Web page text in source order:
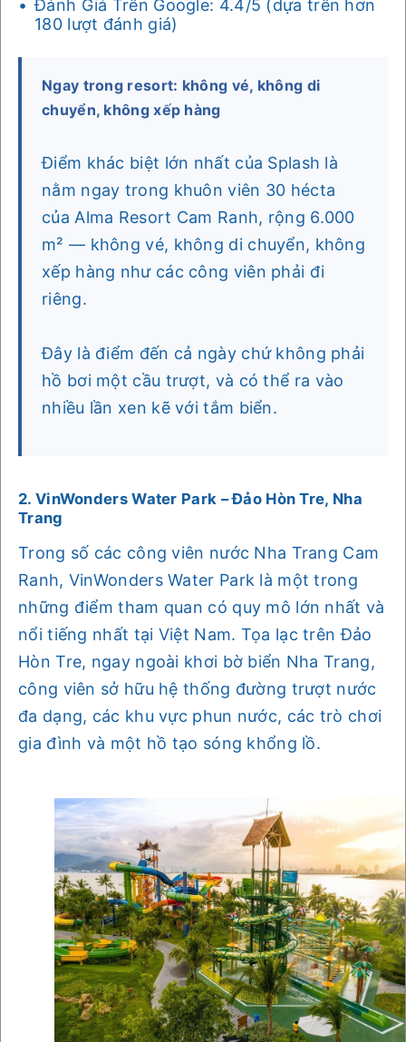
Đánh Giá Trên Google: 4.4/5 (dựa trên hơn
180 lượt đánh giá)
Ngay trong resort: không vé, không di
chuyển, không xếp hàng
Điểm khác biệt lớn nhất của Splash là
nằm ngay trong khuôn viên 30 hécta
của Alma Resort Cam Ranh, rộng 6.000
m² — không vé, không di chuyển, không
xếp hàng như các công viên phải đi
riêng.
Đây là điểm đến cả ngày chứ không phải
hồ bơi một cầu trượt, và có thể ra vào
nhiều lần xen kẽ với tắm biển.
2. VinWonders Water Park – Đảo Hòn Tre, Nha
Trang
Trong số các công viên nước Nha Trang Cam
Ranh, VinWonders Water Park là một trong
những điểm tham quan có quy mô lớn nhất và
nổi tiếng nhất tại Việt Nam. Tọa lạc trên Đảo
Hòn Tre, ngay ngoài khơi bờ biển Nha Trang,
công viên sở hữu hệ thống đường trượt nước
đa dạng, các khu vực phun nước, các trò chơi
gia đình và một hồ tạo sóng khổng lồ.